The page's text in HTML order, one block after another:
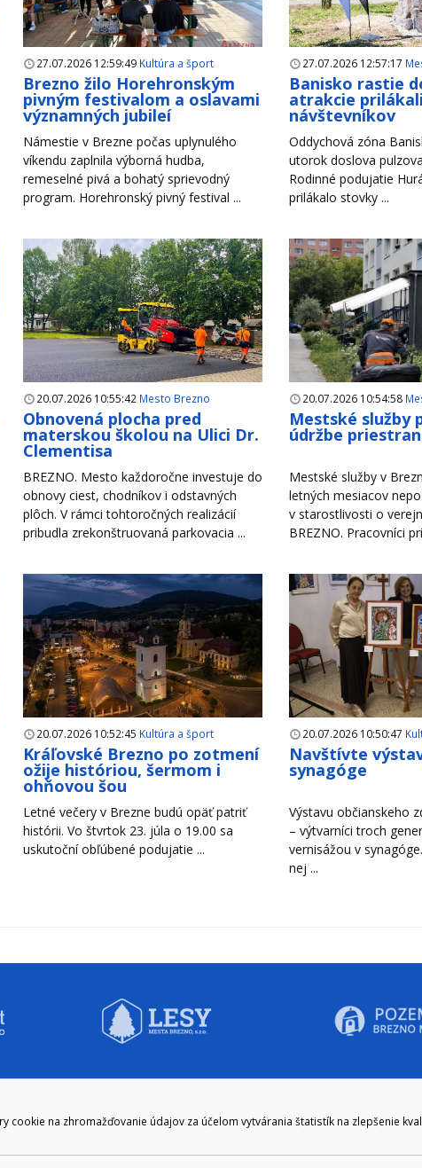
cookie na zhromažďovanie údajov za účelom vytvárania štatistík na zlepšenie
27.07.2026 12:59:49 Kultúra a šport
Brezno žilo Horehronským
pivným festivalom a oslavami
významných jubileí
Námestie v Brezne počas uplynulého
víkendu zaplnila výborná hudba,
remeselné pivá a bohatý sprievodný
program. Horehronský pivný festival ...
27.07.2026 12:57:17
Banisko rastie
atrakcie
návštevníkov
Oddychová zóna
utorok doslova
Rodinné podujatie
prilákalo stovky ...
20.07.2026 10:55:42 Mesto Brezno
Obnovená plocha pred
materskou školou na Ulici Dr.
Clementisa
BREZNO. Mesto každoročne investuje do
obnovy ciest, chodníkov i odstavných
plôch. V rámci tohtoročných realizácií
pribudla zrekonštruovaná parkovacia ...
20.07.2026 10:54:58
Mestské služby
údržbe
Mestské služby v
letných mesiacov
v starostlivosti o
BREZNO. Pracovníci
20.07.2026 10:52:45 Kultúra a šport
Kráľovské Brezno po zotmení
ožije históriou, šermom i
ohňovou šou
Letné večery v Brezne budú opäť patriť
histórii. Vo štvrtok 23. júla o 19.00 sa
uskutoční obľúbené podujatie ...
20.07.2026 10:50:47
Navštívte
synagóge
Výstavu občianskeho
– výtvarníci troch
vernisážou v
nej ...
OTVÁRACIE HODINY:
Pre zobrazenie kliknite tu:
KONTAKT
048/28 56 301, 048/28